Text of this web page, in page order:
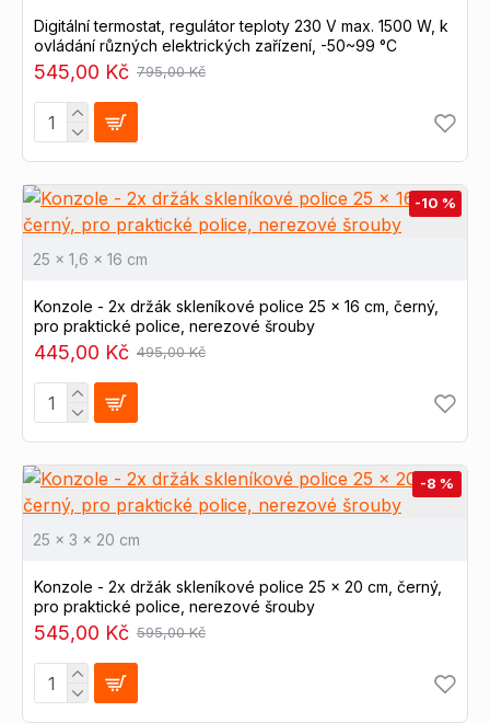
vyznačují vysokou stabilitou, nosností a trvanlivostí.
Pro libovolnou konstrukci.
Náš týmse zaměřuje nejen na
dodávku profilů a komponentů, ale také na
zaslaných náčrtů nebo námi vypracované
dokumentace.
Samozřejmostí je také stavba a
smontovaných konstrukcí a rámů pro voliéry,
do auta, dělící stěny a paravany, reklamní rámy a
další konstrukce, které Vás jen napadnou a budete
doma, nebo na zahradě potřebovat. Ušetříme Vám
Digitální termostat, regulátor teploty 230 V max. 1500 W, k
ovládání různých elektrických zařízení, -50~99 °C
545,00 Kč 795,00 Kč
-10 %
25 x 1,6 x 16 cm
Konzole - 2x držák skleníkové police 25 x 16 cm, černý,
pro praktické police, nerezové šrouby
445,00 Kč 495,00 Kč
-8 %
25 x 3 x 20 cm
Konzole - 2x držák skleníkové police 25 x 20 cm, černý,
pro praktické police, nerezové šrouby
545,00 Kč 595,00 Kč